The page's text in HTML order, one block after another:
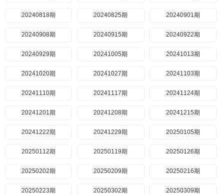
20240818期 20240825期 20240901期
20240908期 20240915期 20240922期
20240929期 20241005期 20241013期
20241020期 20241027期 20241103期
20241110期 20241117期 20241124期
20241201期 20241208期 20241215期
20241222期 20241229期 20250105期
20250112期 20250119期 20250126期
20250202期 20250209期 20250216期
20250223期 20250302期 20250309期